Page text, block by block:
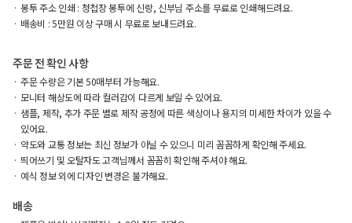
봉투 주소 인쇄 : 청첩장 봉투에 신랑, 신부님 주소를 무료로 인쇄해드려요.
배송비 : 5만원 이상 구매 시 무료로 보내드려요.
주문 전 확인 사항
주문 수량은 기본 50매부터 가능해요.
모니터 해상도에 따라 컬러감이 다르게 보일 수 있어요.
샘플, 제작, 추가 주문 별로 제작 공정에 따른 색상이나 용지의 미세한 차이가 있을 수
있어요.
약도와 교통 정보는 최신 정보가 아닐 수 있으니 미리 꼼꼼하게 확인해 주세요.
띄어쓰기 및 오탈자도 고객님께서 꼼꼼히 확인해 주셔야 해요.
예식 정보 외에 디자인 변경은 불가해요.
배송